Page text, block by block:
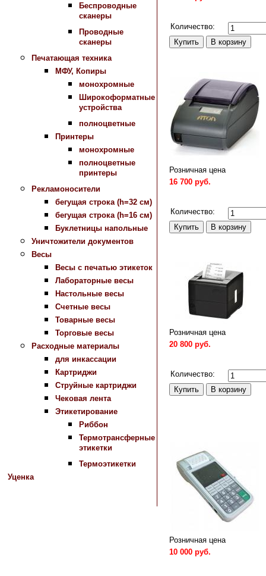
Беспроводные
сканеры
Проводные
сканеры
Печатающая техника
МФУ, Копиры
монохромные
Широкоформатные
устройства
полноцветные
Принтеры
монохромные
полноцветные
принтеры
Рекламоносители
бегущая строка (h=32 см)
бегущая строка (h=16 см)
Буклетницы напольные
Уничтожители документов
Весы
Весы с печатью этикеток
Лабораторные весы
Настольные весы
Счетные весы
Товарные весы
Торговые весы
Расходные материалы
для инкассации
Картриджи
Струйные картриджи
Чековая лента
Этикетирование
Риббон
Термотрансферные
этикетки
Термоэтикетки
Уценка
Количество:
Розничная цена
16 700 руб.
Количество:
Розничная цена
20 800 руб.
Количество:
Розничная цена
10 000 руб.